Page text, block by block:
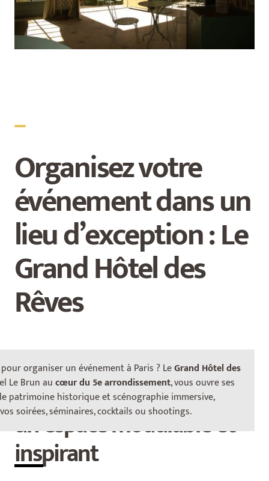
_
Organisez votre
événement dans un
lieu d’exception : Le
Grand Hôtel des
Rêves
organiser un événement à Paris ? LeGrand Hôtel des
Le Brun aucœur du 5e arrondissement, vous ouvre ses
patrimoine historique et scénographie immersive,
soirées, séminaires, cocktails ou shootings.
1 000 m² de possibilités :
un espace modulable et
inspirant